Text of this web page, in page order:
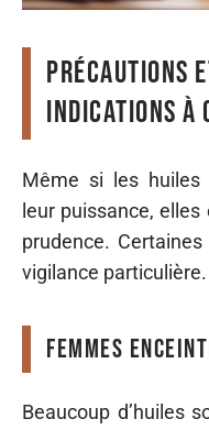
Précautions
indications à
Même si les huiles
leur puissance,
prudence.
vigilance particulière.
Femmes
Beaucoup d’huiles